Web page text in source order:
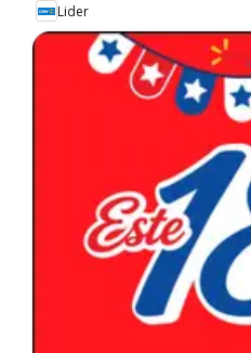
Lider